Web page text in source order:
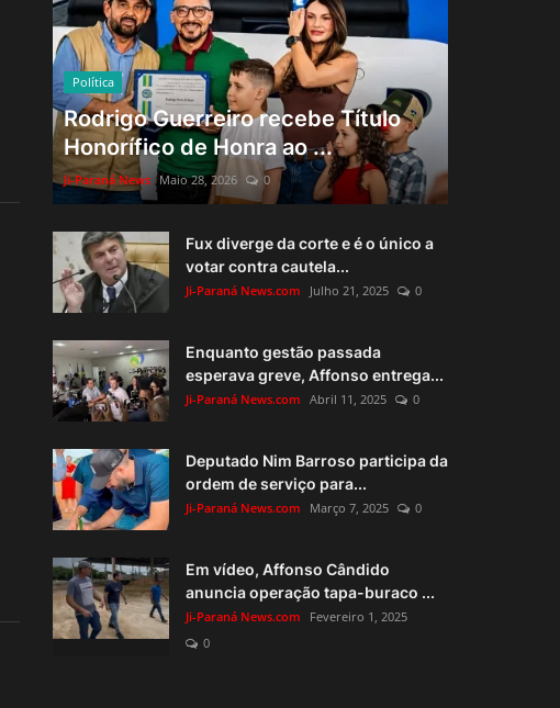
Política
Rodrigo Guerreiro recebe Título
Honorífico de Honra ao ...
Ji-Paraná News Maio 28, 2026 0
Fux diverge da corte e é o único a
votar contra cautela...
Ji-Paraná News.com Julho 21, 2025 0
Enquanto gestão passada
esperava greve, Affonso entrega...
Ji-Paraná News.com Abril 11, 2025 0
Deputado Nim Barroso participa da
ordem de serviço para...
Ji-Paraná News.com Março 7, 2025 0
Em vídeo, Affonso Cândido
anuncia operação tapa-buraco ...
Ji-Paraná News.com
Fevereiro 1, 2025
0